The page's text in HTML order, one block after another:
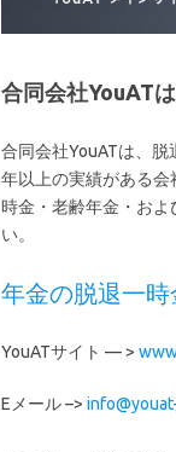
合同会社YouAT
合同会社YouATは、
年以上の実績がある
時金・老齢年金・お
い。
年金の脱退一
YouATサイト — >
Eメール –>